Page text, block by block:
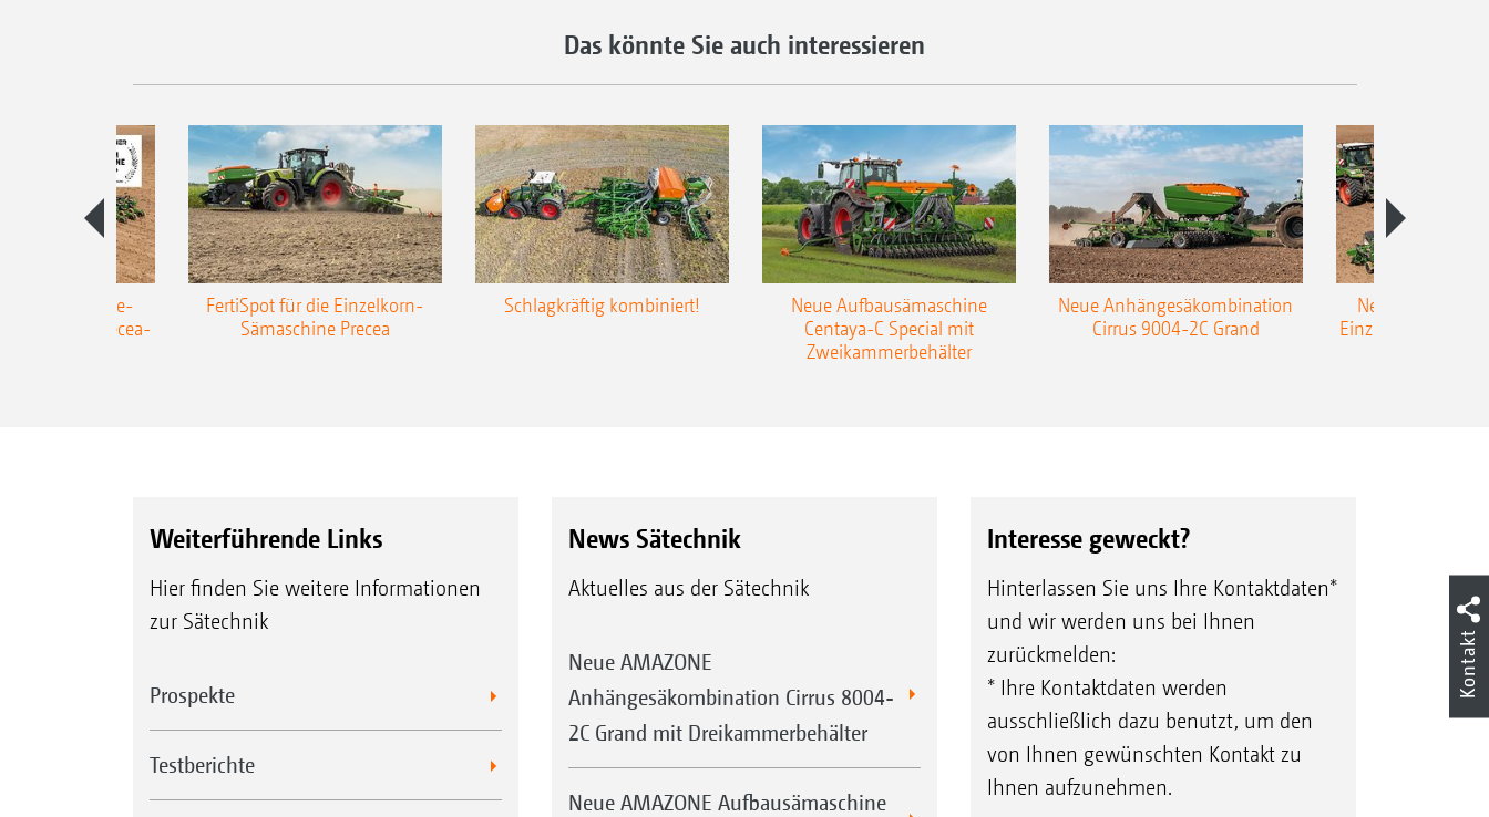
Das könnte Sie auch interessieren
Anhänge-
Precea-
FertiSpot für die Einzelkorn-
Sämaschine Precea
Schlagkräftig kombiniert!
Neue Aufbausämaschine
Centaya-C Special mit
Zweikammerbehälter
Neue Anhängesäkombination
Cirrus 9004-2C Grand
Neue
Einzelkorn-
Weiterführende Links
Hier finden Sie weitere Informationen
zur Sätechnik
Prospekte
Testberichte
News Sätechnik
Aktuelles aus der Sätechnik
Neue AMAZONE
Anhängesäkombination Cirrus 8004-
2C Grand mit Dreikammerbehälter
Neue AMAZONE Aufbausämaschine
Interesse geweckt?
Hinterlassen Sie uns Ihre Kontaktdaten*
und wir werden uns bei Ihnen
zurückmelden:
* Ihre Kontaktdaten werden
ausschließlich dazu benutzt, um den
von Ihnen gewünschten Kontakt zu
Ihnen aufzunehmen.
Kontakt